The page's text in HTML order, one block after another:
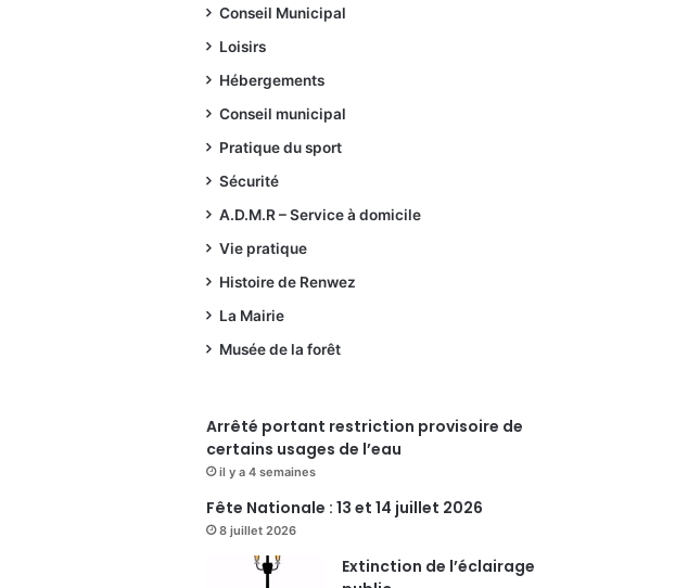
Conseil Municipal
Loisirs
Hébergements
Conseil municipal
Pratique du sport
Sécurité
A.D.M.R – Service à domicile
Vie pratique
Histoire de Renwez
La Mairie
Musée de la forêt
Arrêté portant restriction provisoire de
certains usages de l’eau
il y a 4 semaines
Fête Nationale : 13 et 14 juillet 2026
8 juillet 2026
Extinction de l’éclairage